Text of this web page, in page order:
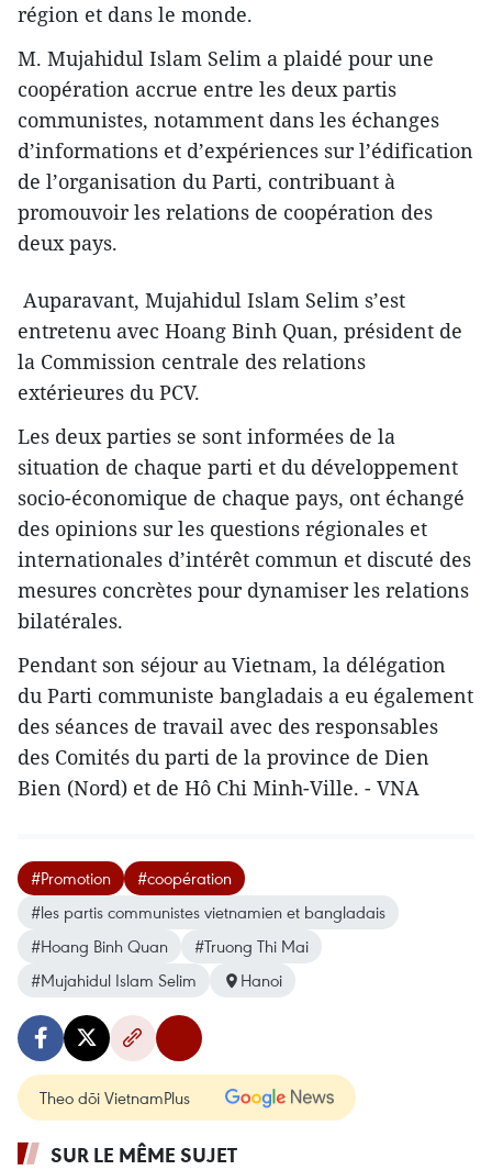
région et dans le monde.
M. Mujahidul Islam Selim a plaidé pour une
coopération accrue entre les deux partis
communistes, notamment dans les échanges
d’informations et d’expériences sur l’édification
de l’organisation du Parti, contribuant à
promouvoir les relations de coopération des
deux pays.
Auparavant, Mujahidul Islam Selim s’est
entretenu avec Hoang Binh Quan, président de
la Commission centrale des relations
extérieures du PCV.
Les deux parties se sont informées de la
situation de chaque parti et du développement
socio-économique de chaque pays, ont échangé
des opinions sur les questions régionales et
internationales d’intérêt commun et discuté des
mesures concrètes pour dynamiser les relations
bilatérales.
Pendant son séjour au Vietnam, la délégation
du Parti communiste bangladais a eu également
des séances de travail avec des responsables
des Comités du parti de la province de Dien
Bien (Nord) et de Hô Chi Minh-Ville. - VNA
#Promotion
#coopération
#les partis communistes vietnamien et bangladais
#Hoang Binh Quan
#Truong Thi Mai
#Mujahidul Islam Selim
Hanoi
Theo dõi VietnamPlus
SUR LE MÊME SUJET